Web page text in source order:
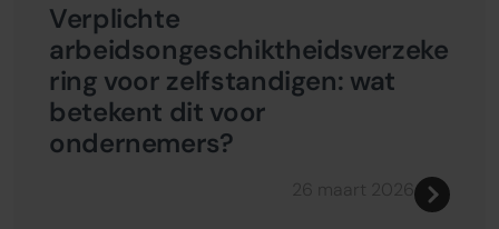
Verplichte
arbeidsongeschiktheidsverzeke
ring voor zelfstandigen: wat
betekent dit voor
ondernemers?